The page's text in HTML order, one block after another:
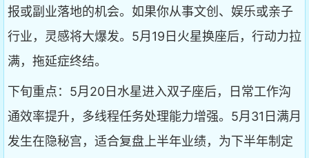
报或副业落地的机会。如果你从事文创、娱乐或亲子
行业，灵感将大爆发。5月19日火星换座后，行动力拉
满，拖延症终结。
下旬重点：5月20日水星进入双子座后，日常工作沟
通效率提升，多线程任务处理能力增强。5月31日满月
发生在隐秘宫，适合复盘上半年业绩，为下半年制定